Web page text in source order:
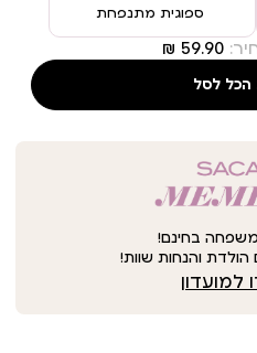
ספוגית מתנפחת
‏59.90 ₪
הכל לסל
בחינם!
הולדת והנחות שוות!
למועדון